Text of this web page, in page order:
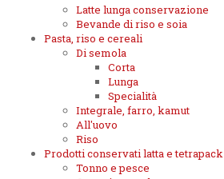
Latte lunga conservazione
Bevande di riso e soia
Pasta, riso e cereali
Di semola
Corta
Lunga
Specialità
Integrale, farro, kamut
All'uovo
Riso
Prodotti conservati latta e tetrapack
Tonno e pesce